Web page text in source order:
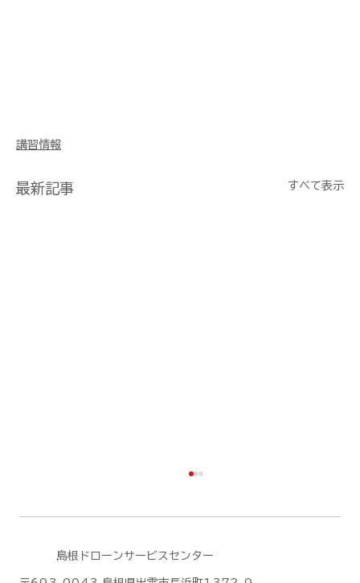
講習情報
最新記事 すべて表示
島根ドローンサービスセンター